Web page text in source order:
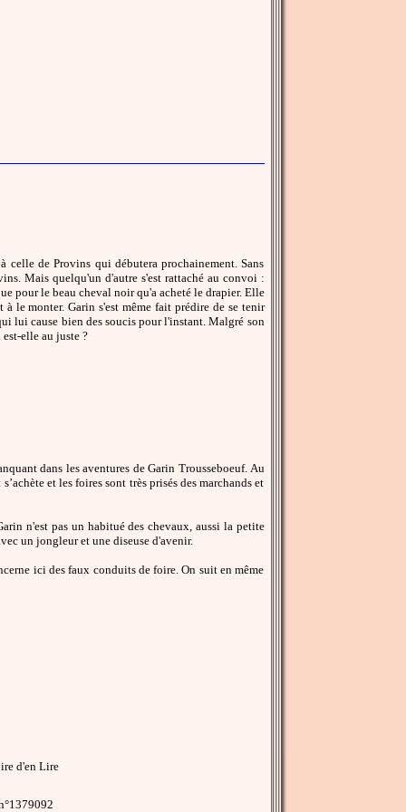
de Provins qui débutera prochainement. Sans
Mais quelqu'un d'autre s'est rattaché au convoi :
pour le beau cheval noir qu'a acheté le drapier. Elle
le monter. Garin s'est même fait prédire de se tenir
lui cause bien des soucis pour l'instant. Malgré son
elle au juste ?
dans les aventures de Garin Trousseboeuf. Au
et les foires sont très prisés des marchands et
n'est pas un habitué des chevaux, aussi la petite
un jongleur et une diseuse d'avenir.
ici des faux conduits de foire. On suit en même
d'en Lire